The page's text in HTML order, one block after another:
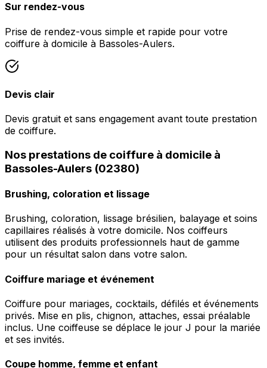
Sur rendez-vous
Prise de rendez-vous simple et rapide pour votre
coiffure à domicile à Bassoles-Aulers.
Devis clair
Devis gratuit et sans engagement avant toute prestation
de coiffure.
Nos prestations de coiffure à domicile à
Bassoles-Aulers (02380)
Brushing, coloration et lissage
Brushing, coloration, lissage brésilien, balayage et soins
capillaires réalisés à votre domicile. Nos coiffeurs
utilisent des produits professionnels haut de gamme
pour un résultat salon dans votre salon.
Coiffure mariage et événement
Coiffure pour mariages, cocktails, défilés et événements
privés. Mise en plis, chignon, attaches, essai préalable
inclus. Une coiffeuse se déplace le jour J pour la mariée
et ses invités.
Coupe homme, femme et enfant